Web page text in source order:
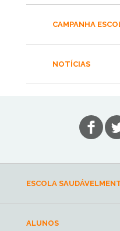
CAMPANHA
NOTÍCIAS
ESCOLA
ALUNOS